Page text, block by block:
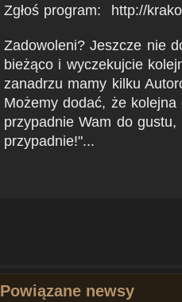
Zgłoś program: http://
Zadowoleni? Jeszcze nie
bieżąco i wyczekujcie
zanadrzu mamy kilku
Możemy dodać, że
przypadnie Wam do
przypadnie!"...
Powiązane newsy